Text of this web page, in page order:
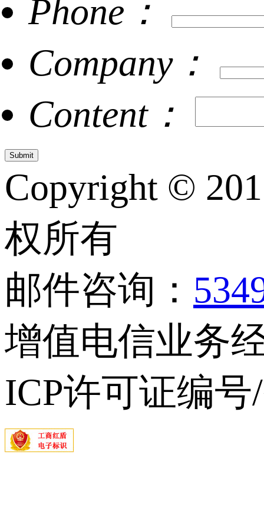
Phone：
Company：
Content：
Copyright ©
权所有
邮件咨询：
增值电信业务
ICP许可证编号